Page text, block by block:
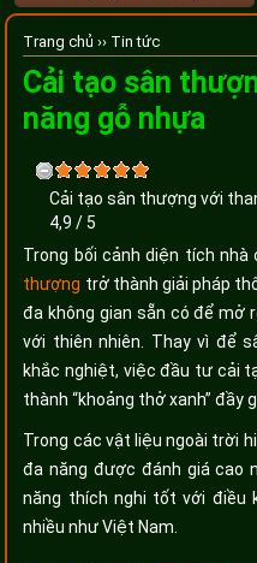
Trang chủ ›› Tin tức
Cải tạo sân
năng gỗ nhựa
Cải tạo sân thượng với
4,9 / 5
Trong bối cảnh diện tích nhà
thượng trở thành giải pháp
đa không gian sẵn có để mở
với thiên nhiên. Thay vì để
khắc nghiệt, việc đầu tư cải
thành “khoảng thở xanh” đầy
Trong các vật liệu ngoài trời
đa năng được đánh giá cao
năng thích nghi tốt với điều
nhiều như Việt Nam.